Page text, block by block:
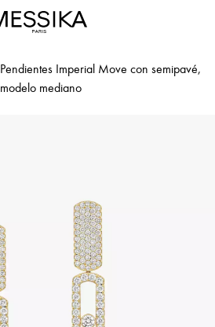
Pendientes Imperial Move con semipavé,
modelo mediano